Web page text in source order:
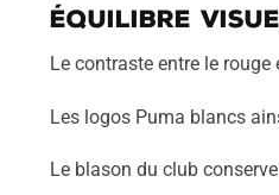
Équilibre
Le contraste entre le
Les logos Puma blancs
Le blason du club